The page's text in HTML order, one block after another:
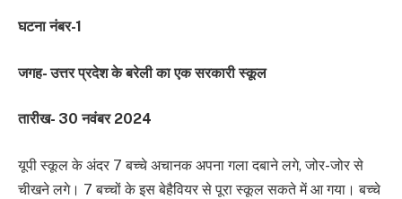
घटना नंबर-1
जगह- उत्तर प्रदेश के बरेली का एक सरकारी स्कूल
तारीख- 30 नवंबर 2024
यूपी स्कूल के अंदर 7 बच्चे अचानक अपना गला दबाने लगे, जोर-जोर से
चीखने लगे। 7 बच्चों के इस बेहैवियर से पूरा स्कूल सकते में आ गया। बच्चे